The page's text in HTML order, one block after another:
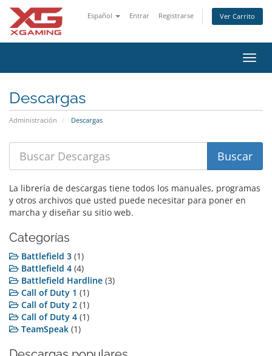
Español Entrar Registrarse Ver Carrito
Descargas
Administración Descargas
La librería de descargas tiene todos los manuales, programas
y otros archivos que usted puede necesitar para poner en
marcha y diseñar su sitio web.
Categorías
Battlefield 3 (1)
Battlefield 4 (4)
Battlefield Hardline (3)
Call of Duty 1 (1)
Call of Duty 2 (1)
Call of Duty 4 (1)
TeamSpeak (1)